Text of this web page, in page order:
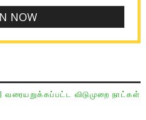
வரையறுக்கப்பட்ட விடுமுறை நாட்கள்